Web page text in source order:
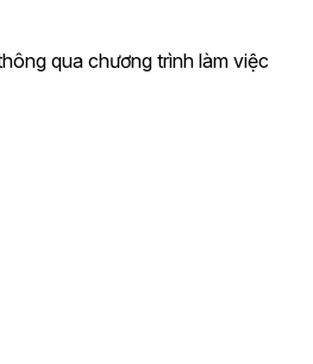
qua chương trình làm việc